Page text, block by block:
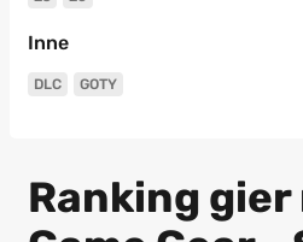
Inne
DLC GOTY
Ranking gier